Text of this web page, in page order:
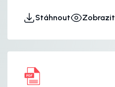
Stáhnout Zobrazit